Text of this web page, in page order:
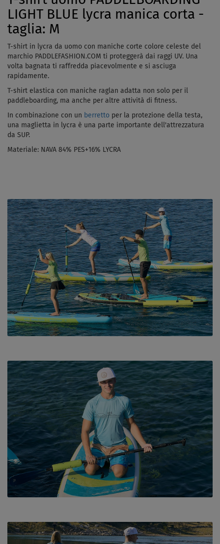
LIGHT BLUE lycra manica corta -
taglia: M
T-shirt in lycra da uomo con maniche corte colore celeste del
marchio PADDLEFASHION.COM ti proteggerà dai raggi UV. Una
volta bagnata ti raffredda piacevolmente e si asciuga
rapidamente.
T-shirt elastica con maniche raglan adatta non solo per il
paddleboarding, ma anche per altre attività di fitness.
In combinazione con un berretto per la protezione della testa,
una maglietta in lycra è una parte importante dell'attrezzatura
da SUP.
Materiale: NAVA 84% PES+16% LYCRA